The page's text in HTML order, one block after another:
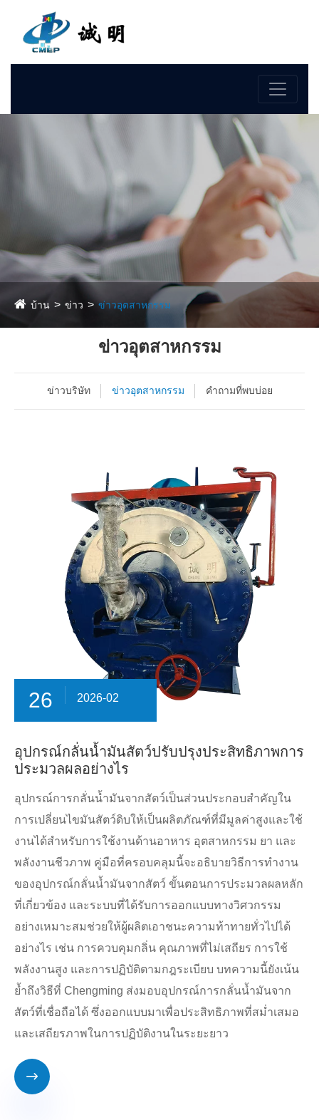
บ้าน ข่าว ข่าวอุตสาหกรรม
ข่าวอุตสาหกรรม
ข่าวบริษัท ข่าวอุตสาหกรรม คำถามที่พบบ่อย
26 2026-02
อุปกรณ์กลั่นน้ำมันสัตว์ปรับปรุงประสิทธิภาพการ
ประมวลผลอย่างไร
อุปกรณ์การกลั่นน้ำมันจากสัตว์เป็นส่วนประกอบสำคัญใน
การเปลี่ยนไขมันสัตว์ดิบให้เป็นผลิตภัณฑ์ที่มีมูลค่าสูงและใช้
งานได้สำหรับการใช้งานด้านอาหาร อุตสาหกรรม ยา และ
พลังงานชีวภาพ คู่มือที่ครอบคลุมนี้จะอธิบายวิธีการทำงาน
ของอุปกรณ์กลั่นน้ำมันจากสัตว์ ขั้นตอนการประมวลผลหลัก
ที่เกี่ยวข้อง และระบบที่ได้รับการออกแบบทางวิศวกรรม
อย่างเหมาะสมช่วยให้ผู้ผลิตเอาชนะความท้าทายทั่วไปได้
อย่างไร เช่น การควบคุมกลิ่น คุณภาพที่ไม่เสถียร การใช้
พลังงานสูง และการปฏิบัติตามกฎระเบียบ บทความนี้ยังเน้น
ย้ำถึงวิธีที่ Chengming ส่งมอบอุปกรณ์การกลั่นน้ำมันจาก
สัตว์ที่เชื่อถือได้ ซึ่งออกแบบมาเพื่อประสิทธิภาพที่สม่ำเสมอ
และเสถียรภาพในการปฏิบัติงานในระยะยาว
